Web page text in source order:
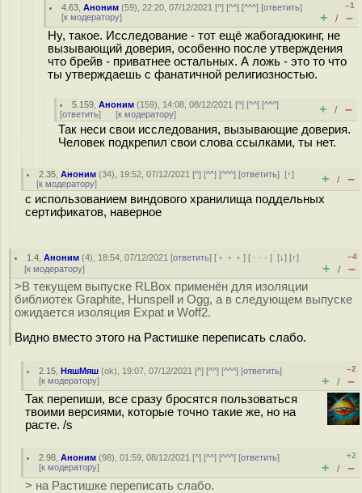
4.63 ,Аноним (59), 22:20, 07/12/2021 [^] [^^] [^^^] [ответить]
[к модератору]
–1
+ / –
Ну, такое. Исследование - тот ещё жабогадюкинг, не
вызывающий доверия, особенно после утверждения
что брейв - приватнее остальных. А ложь - это то что
ты утверждаешь с фанатичной религиозностью.
5.159 ,Аноним (159), 14:08, 08/12/2021 [^] [^^] [^^^]
[ответить] [к модератору] + / –
Так неси свои исследования, вызывающие доверия.
Человек подкрепил свои слова ссылками, ты нет.
2.35 ,Аноним (34), 19:52, 07/12/2021 [^] [^^] [^^^] [ответить][↑]
[к модератору] + / –
с использованием виндового хранилища поддельных
сертификатов, наверное
1.4 ,Аноним (4), 18:54, 07/12/2021 [ответить] [ ﹢﹢﹢] [ · · ·][↓] [↑]
[к модератору]
–4
+ / –
>В текущем выпуске RLBox применён для изоляции
библиотек Graphite, Hunspell и Ogg, а в следующем выпуске
ожидается изоляция Expat и Woff2.
Видно вместо этого на Растишке переписать слабо.
2.15 ,НяшМяш (ok), 19:07, 07/12/2021 [^] [^^] [^^^] [ответить]
[к модератору]
–2
+ / –
Так перепиши, все сразу бросятся пользоваться
твоими версиями, которые точно такие же, но на
расте. /s
2.98 ,Аноним (98), 01:59, 08/12/2021 [^] [^^] [^^^] [ответить]
[к модератору]
+2
+ / –
> на Растишке переписать слабо.